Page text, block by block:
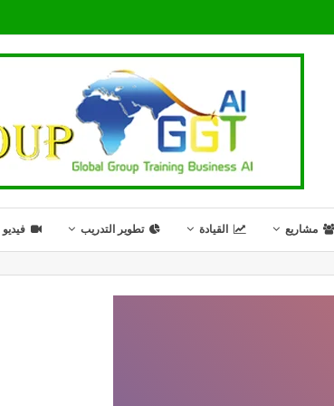
مشاريع القيادة تطوير التدريب فيديو